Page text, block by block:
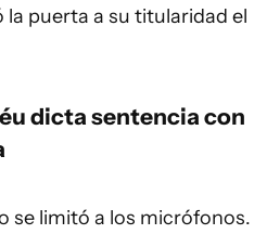
puerta a su titularidad el
dicta sentencia con
se limitó a los micrófonos.